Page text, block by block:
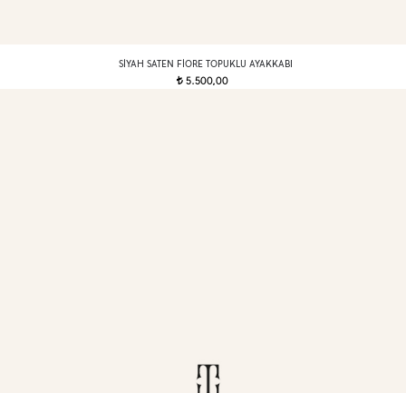
SIYAH SATEN FIORE TOPUKLU AYAKKABI
t5.500,00